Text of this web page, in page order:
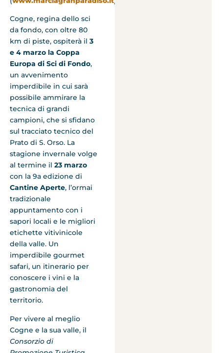
Cogne, regina dello sci
da fondo, con oltre 80
km di piste, ospiterà il 3
e 4 marzo la Coppa
Europa di Sci di Fondo,
un avvenimento
imperdibile in cui sarà
possibile ammirare la
tecnica di grandi
campioni, che si sfidano
sul tracciato tecnico del
Prato di S. Orso. La
stagione invernale volge
al termine il 23 marzo
con la 9a edizione di
Cantine Aperte, l’ormai
tradizionale
appuntamento con i
sapori locali e le migliori
etichette vitivinicole
della valle. Un
imperdibile gourmet
safari, un itinerario per
conoscere i vini e la
gastronomia del
territorio.
Per vivere al meglio
Cogne e la sua valle, il
Consorzio di